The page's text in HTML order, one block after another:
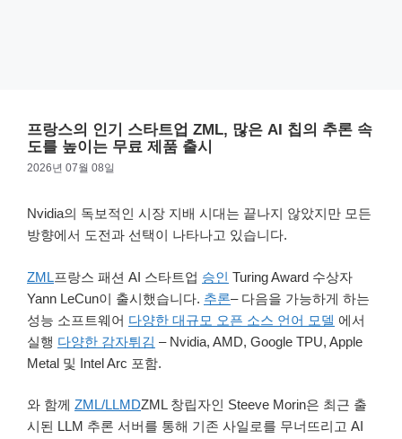
프랑스의 인기 스타트업 ZML, 많은 AI 칩의 추론 속
도를 높이는 무료 제품 출시
2026년 07월 08일
Nvidia의 독보적인 시장 지배 시대는 끝나지 않았지만 모든
방향에서 도전과 선택이 나타나고 있습니다.
ZML프랑스 패션 AI 스타트업 승인 Turing Award 수상자
Yann LeCun이 출시했습니다. 추론– 다음을 가능하게 하는
성능 소프트웨어 다양한 대규모 오픈 소스 언어 모델 에서
실행 다양한 감자튀김 – Nvidia, AMD, Google TPU, Apple
Metal 및 Intel Arc 포함.
와 함께 ZML/LLMDZML 창립자인 Steeve Morin은 최근 출
시된 LLM 추론 서버를 통해 기존 사일로를 무너뜨리고 AI